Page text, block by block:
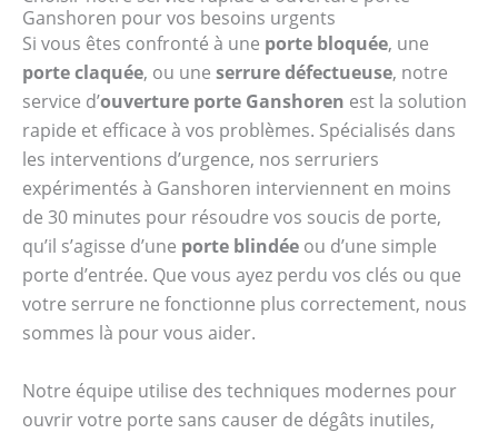
Ganshoren pour vos besoins urgents
Si vous êtes confronté à une porte bloquée, une
porte claquée, ou une serrure défectueuse, notre
service d’ouverture porte Ganshoren est la solution
rapide et efficace à vos problèmes. Spécialisés dans
les interventions d’urgence, nos serruriers
expérimentés à Ganshoren interviennent en moins
de 30 minutes pour résoudre vos soucis de porte,
qu’il s’agisse d’une porte blindée ou d’une simple
porte d’entrée. Que vous ayez perdu vos clés ou que
votre serrure ne fonctionne plus correctement, nous
sommes là pour vous aider.
Notre équipe utilise des techniques modernes pour
ouvrir votre porte sans causer de dégâts inutiles,